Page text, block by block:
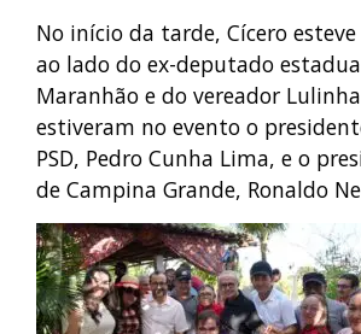
No início da tarde, Cícero
ao lado do ex-deputado
Maranhão e do vereador
estiveram no evento o
PSD, Pedro Cunha Lima, e o
de Campina Grande, Ronaldo